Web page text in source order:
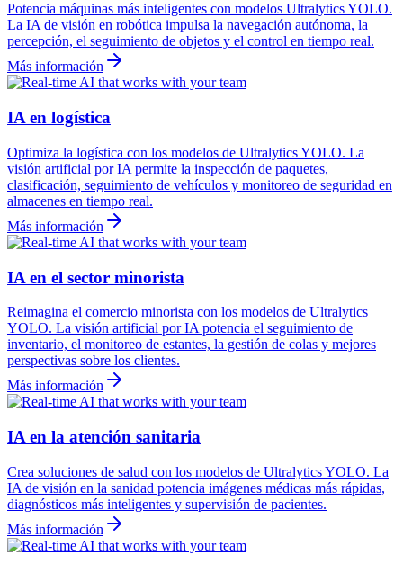
Potencia máquinas más inteligentes con modelos Ultralytics YOLO.
La IA de visión en robótica impulsa la navegación autónoma, la
percepción, el seguimiento de objetos y el control en tiempo real.
Más información
IA en logística
Optimiza la logística con los modelos de Ultralytics YOLO. La
visión artificial por IA permite la inspección de paquetes,
clasificación, seguimiento de vehículos y monitoreo de seguridad en
almacenes en tiempo real.
Más información
IA en el sector minorista
Reimagina el comercio minorista con los modelos de Ultralytics
YOLO. La visión artificial por IA potencia el seguimiento de
inventario, el monitoreo de estantes, la gestión de colas y mejores
perspectivas sobre los clientes.
Más información
IA en la atención sanitaria
Crea soluciones de salud con los modelos de Ultralytics YOLO. La
IA de visión en la sanidad potencia imágenes médicas más rápidas,
diagnósticos más inteligentes y supervisión de pacientes.
Más información